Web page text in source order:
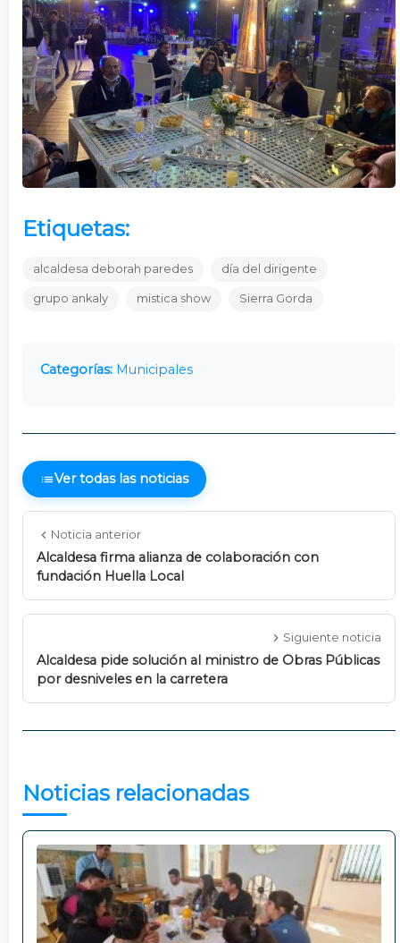
Etiquetas:
alcaldesa deborah paredes día del dirigente
grupo ankaly mistica show Sierra Gorda
Categorías: Municipales
Noticia anterior
Alcaldesa firma alianza de colaboración con
fundación Huella Local
Ver todas las noticias
Siguiente noticia
Alcaldesa pide solución al ministro de Obras Públicas
por desniveles en la carretera
Noticias relacionadas